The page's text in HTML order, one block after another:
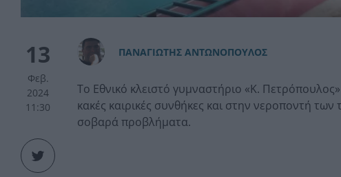
13
Φεβ.
2024
11:30
ΠAΝΑΓΙΩΤΗΣ ΑΝΤΩΝΟΠΟΥΛΟΣ
Το Εθνικό κλειστό γυμναστήριο «Κ.
κακές καιρικές συνθήκες και στην νεροποντή
σοβαρά προβλήματα.